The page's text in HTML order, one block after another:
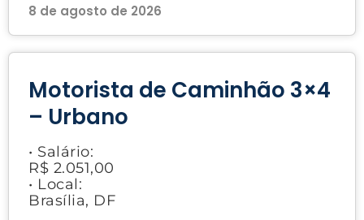
8 de agosto de 2026
Motorista de Caminhão 3×4
– Urbano
• Salário:
R$ 2.051,00
• Local:
Brasília, DF